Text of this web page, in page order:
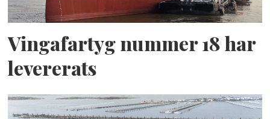
Vingafartyg nummer 18 har
levererats